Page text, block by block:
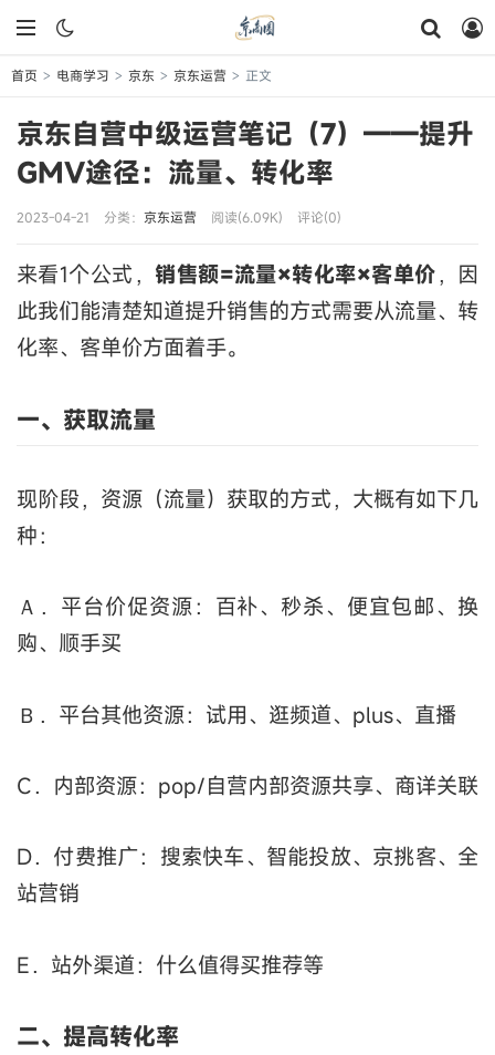
首页 > 电商学习 > 京东 > 京东运营 > 正文
京东自营中级运营笔记（7）——提升
GMV途径：流量、转化率
2023-04-21 分类： 京东运营 阅读(6.09K) 评论(0)
来看1个公式， 销售额=流量×转化率×客单价，因
此我们能清楚知道提升销售的方式需要从流量、转
化率、客单价方面着手。
一、获取流量
现阶段，资源（流量）获取的方式，大概有如下几
种：
Ａ．平台价促资源：百补、秒杀、便宜包邮、换
购、顺手买
Ｂ．平台其他资源：试用、逛频道、plus、直播
C．内部资源：pop/自营内部资源共享、商详关联
D．付费推广：搜索快车、智能投放、京挑客、全
站营销
E．站外渠道：什么值得买推荐等
二、提高转化率